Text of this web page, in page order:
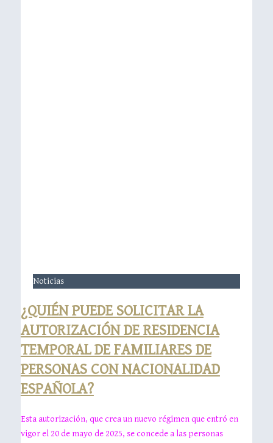
Noticias
¿QUIÉN PUEDE SOLICITAR LA
AUTORIZACIÓN DE RESIDENCIA
TEMPORAL DE FAMILIARES DE
PERSONAS CON NACIONALIDAD
ESPAÑOLA?
Esta autorización, que crea un nuevo régimen que entró en
vigor el 20 de mayo de 2025, se concede a las personas